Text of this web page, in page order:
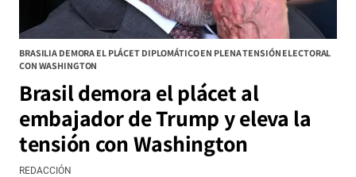
BRASILIA DEMORA EL PLÁCET DIPLOMÁTICO EN PLENA TENSIÓN ELECTORAL
CON WASHINGTON
Brasil demora el plácet al
embajador de Trump y eleva la
tensión con Washington
REDACCIÓN